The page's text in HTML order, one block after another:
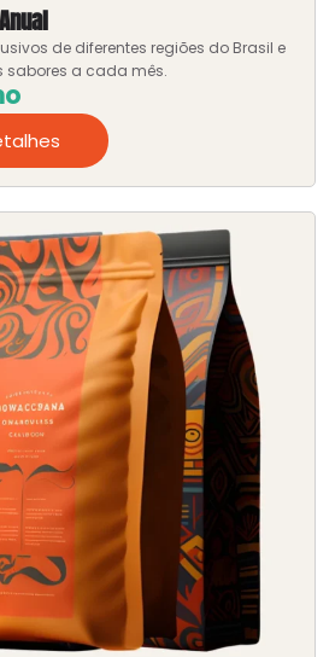
de diferentes regiões do Brasil e
sabores a cada mês.